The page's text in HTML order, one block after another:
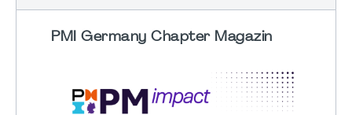
PMI Germany Chapter Magazin